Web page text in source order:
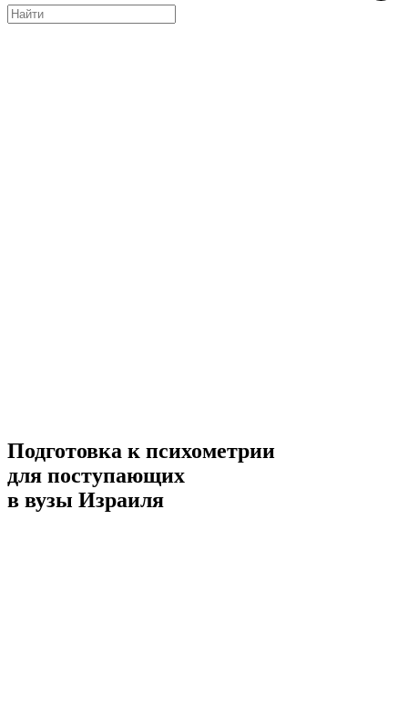
Подготовка к психометрии
для поступающих
в вузы Израиля